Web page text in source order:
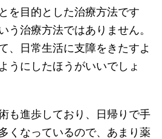
を目的とした治療方法です
う治療方法ではありません。
、日常生活に支障をきたすよ
うにしたほうがいいでしょ
も進歩しており、日帰りで手
くなっているので、あまり薬